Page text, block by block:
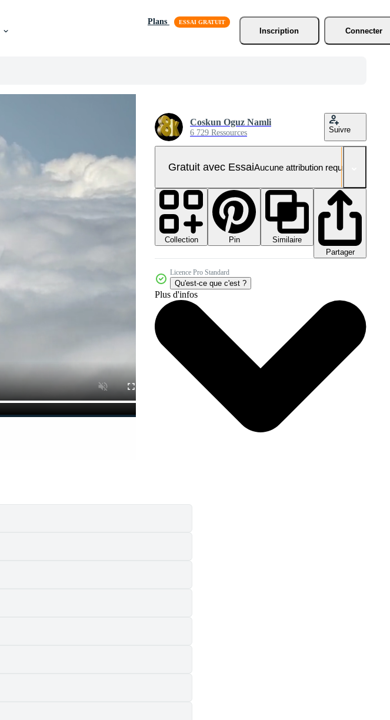
Plans
Inscription
Connecter
Coskun Oguz Namli
6 729 Ressources Suivre
Gratuit avec EssaiAucune attribution requise
Collection Pin
Similaire
Partager
Licence Pro Standard
Qu'est-ce que c'est ?
Plus d'infos